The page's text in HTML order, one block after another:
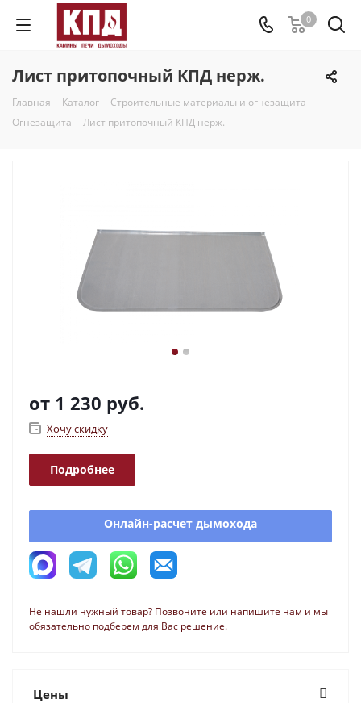
0
Лист притопочный КПД нерж.
Главная - Каталог - Строительные материалы и огнезащита -
Огнезащита - Лист притопочный КПД нерж.
от 1 230 руб.
Хочу скидку
Подробнее
Онлайн-расчет дымохода
Не нашли нужный товар? Позвоните или напишите нам и мы
обязательно подберем для Вас решение.
Цены